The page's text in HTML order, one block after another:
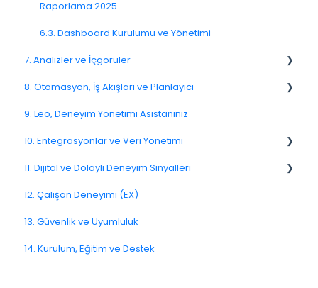
3.6. Diller ve Yerelleştirme
3.7. Anket Test Etme ve Yayınlama
Soru Tipleri S.S.S
KVKK
4.8. WhatsApp Anketleri
4.9. Kiosk / Çevrimdışı Geri Bildirim
4.10. CATI / IVR / Arama Bazlı Geri Bildirim
4.11. Kanal Dağıtımı ve Performans
4.12. Kanal Sorunlarına Çözümler
Link Kanalı
SMS Kanalı
E-Posta Kanalı
Push Notifikasyon Kanalı
CATI
Geri Bildirimlerle İlgili Sorular
Atama
5.4. Geri Bildirim Atama
5.10. Geri Bildirimleri Dışa Aktarma
Raporlama 2025
6.3. Dashboard Kurulumu ve Yönetimi
7. Analizler ve İçgörüler
7.6. Etken Analizi
8. Otomasyon, İş Akışları ve Planlayıcı
8.2. Kurallar ve Eskalasyonlar
8.5. İş Akışı Aksiyonları
9. Leo, Deneyim Yönetimi Asistanınız
10. Entegrasyonlar ve Veri Yönetimi
10.10. Veri Modeli ve Meta Veriler
11. Dijital ve Dolaylı Deneyim Sinyalleri
11.7. Yolculuk Sinyalleri
12. Çalışan Deneyimi (EX)
13. Güvenlik ve Uyumluluk
14. Kurulum, Eğitim ve Destek